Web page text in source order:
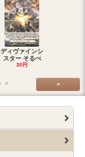
ディヴァインシ
スター そるべ
30円
>